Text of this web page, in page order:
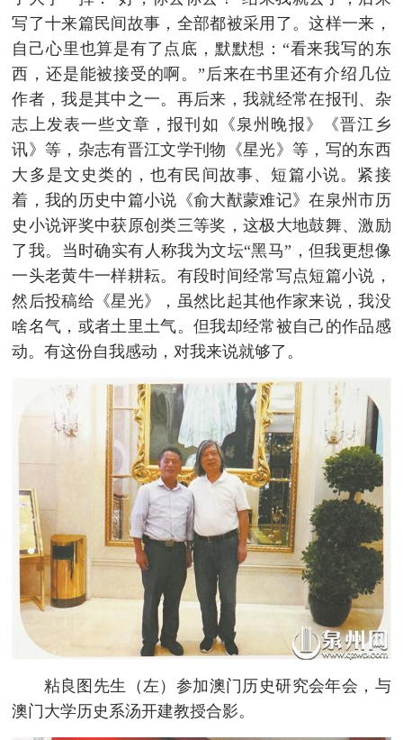
写了十来篇民间故事，全部都被采用了。这样一来，
自己心里也算是有了点底，默默想：“看来我写的东
西，还是能被接受的啊。”后来在书里还有介绍几位
作者，我是其中之一。再后来，我就经常在报刊、杂
志上发表一些文章，报刊如《泉州晚报》《晋江乡
讯》等，杂志有晋江文学刊物《星光》等，写的东西
大多是文史类的，也有民间故事、短篇小说。紧接
着，我的历史中篇小说《俞大猷蒙难记》在泉州市历
史小说评奖中获原创类三等奖，这极大地鼓舞、激励
了我。当时确实有人称我为文坛“黑马”，但我更想像
一头老黄牛一样耕耘。有段时间经常写点短篇小说，
然后投稿给《星光》，虽然比起其他作家来说，我没
啥名气，或者土里土气。但我却经常被自己的作品感
动。有这份自我感动，对我来说就够了。
粘良图先生（左）参加澳门历史研究会年会，与
澳门大学历史系汤开建教授合影。